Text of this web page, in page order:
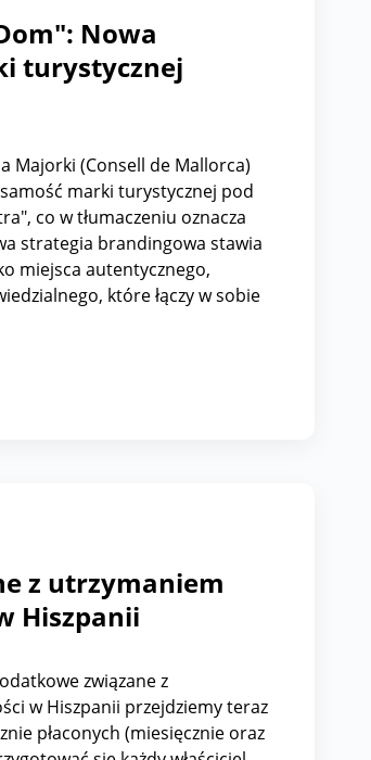
Nowa
turystycznej
Majorki (Consell de Mallorca)
marki turystycznej pod
co w tłumaczeniu oznacza
strategia brandingowa stawia
miejsca autentycznego,
dla środowiska oraz
z utrzymaniem
Hiszpanii